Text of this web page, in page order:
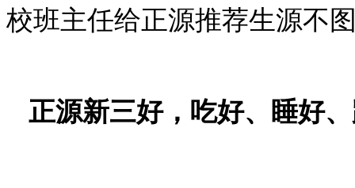
校班主任给正源推荐生源不
正源新三好，吃好、睡好